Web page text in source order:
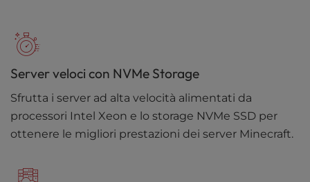
Server veloci con NVMe Storage
Sfrutta i server ad alta velocità alimentati da
processori Intel Xeon e lo storage NVMe SSD per
ottenere le migliori prestazioni dei server Minecraft.